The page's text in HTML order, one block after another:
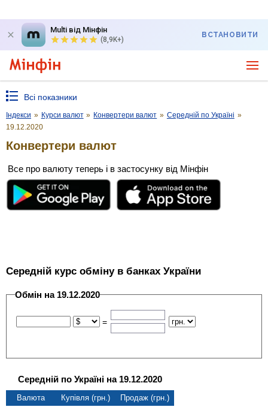
Multi від Мінфін
(8,9K+)
ВСТАНОВИТИ
Всі показники
Індекси » Курси валют » Конвертери валют » Середній по Україні »
19.12.2020
Конвертери валют
Все про валюту теперь і в застосунку від Мінфін
Середній курс обміну в банках України
Обмін на 19.12.2020
=
Середній по Україні на 19.12.2020
Валюта Купівля (грн.)
Продаж (грн.)